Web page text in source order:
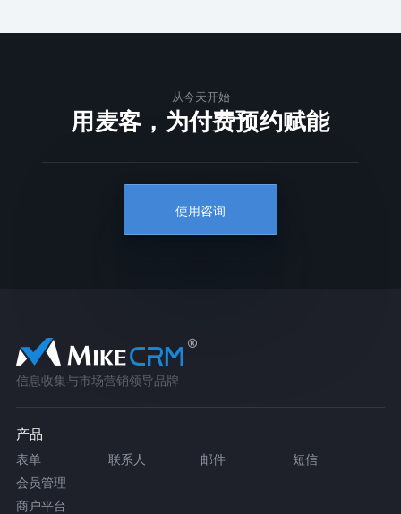
从今天开始
用麦客，为付费预约赋能
使用咨询
信息收集与市场营销领导品牌
产品
表单 联系人 邮件
短信
会员管理
商户平台